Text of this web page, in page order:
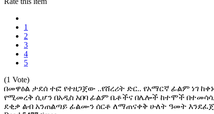
1
2
3
4
5
(1 Vote)
በመዋዕል ታደሰ ተፎ የተዘጋጀው ..የሸረሪት ድር.. የአማርኛ ፊልም ነገ
የሚመረቅ ሲሆን በአዲስ አበባ ፊልም ቤቶችና በሌሎች ከተሞች በተመሳሳይ
ደቂቃ ልብ አንጠልጣይ ፊልሙን ሰርቶ ለማጠናቀቅ ሁለት ዓመት እንደፈጀ